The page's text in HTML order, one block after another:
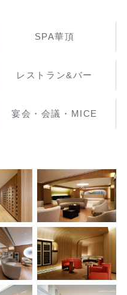
SPA華頂
レストラン&バー
宴会・会議・MICE